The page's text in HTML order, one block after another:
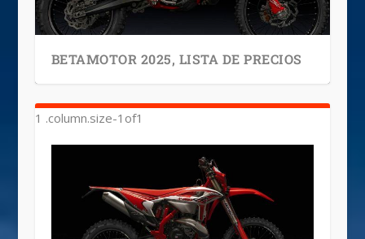
BETAMOTOR 2025, LISTA DE PRECIOS